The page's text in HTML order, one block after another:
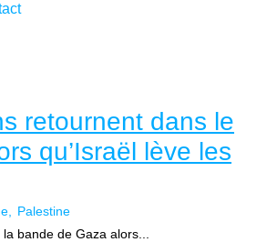
retournent dans le
qu’Israël lève les
Palestine
bande de Gaza alors...